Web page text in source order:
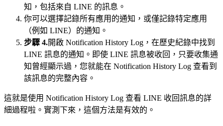
知，包括來自 LINE 的訊息。
你可以選擇記錄所有應用的通知，或僅記錄特定應用
（例如 LINE）的通知。
步驟 4.開啟 Notification History Log，在歷史紀錄中找到
LINE 訊息的通知。即使 LINE 訊息被收回，只要收集通
知曾經顯示過，您就能在 Notification History Log 查看到
該訊息的完整內容。
這就是使用 Notification History Log 查看 LINE 收回訊息的詳
細過程啦。實測下來，這個方法是有效的。